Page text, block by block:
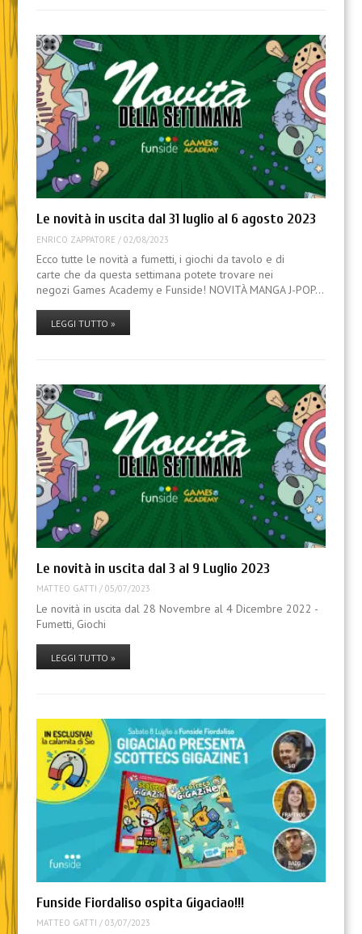
Le novità in uscita dal 31 luglio al 6 agosto 2023
ENRICO ZAPPATORE / 02/08/2023
Ecco tutte le novità a fumetti, i giochi da tavolo e di
carte che da questa settimana potete trovare nei
negozi Games Academy e Funside! NOVITÀ MANGA J-POP…
LEGGI TUTTO »
Le novità in uscita dal 3 al 9 Luglio 2023
MATTEO GATTI / 05/07/2023
Le novità in uscita dal 28 Novembre al 4 Dicembre 2022 -
Fumetti, Giochi
LEGGI TUTTO »
Funside Fiordaliso ospita Gigaciao!!!
MATTEO GATTI / 03/07/2023